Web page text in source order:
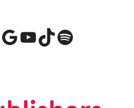
Google
YouTube
TikTok
Spotify